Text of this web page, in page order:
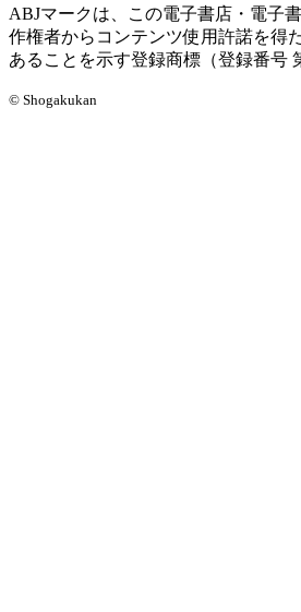
ABJマークは、この電子書店・電子
作権者からコンテンツ使用許諾を得
あることを示す登録商標（登録番号
© Shogakukan